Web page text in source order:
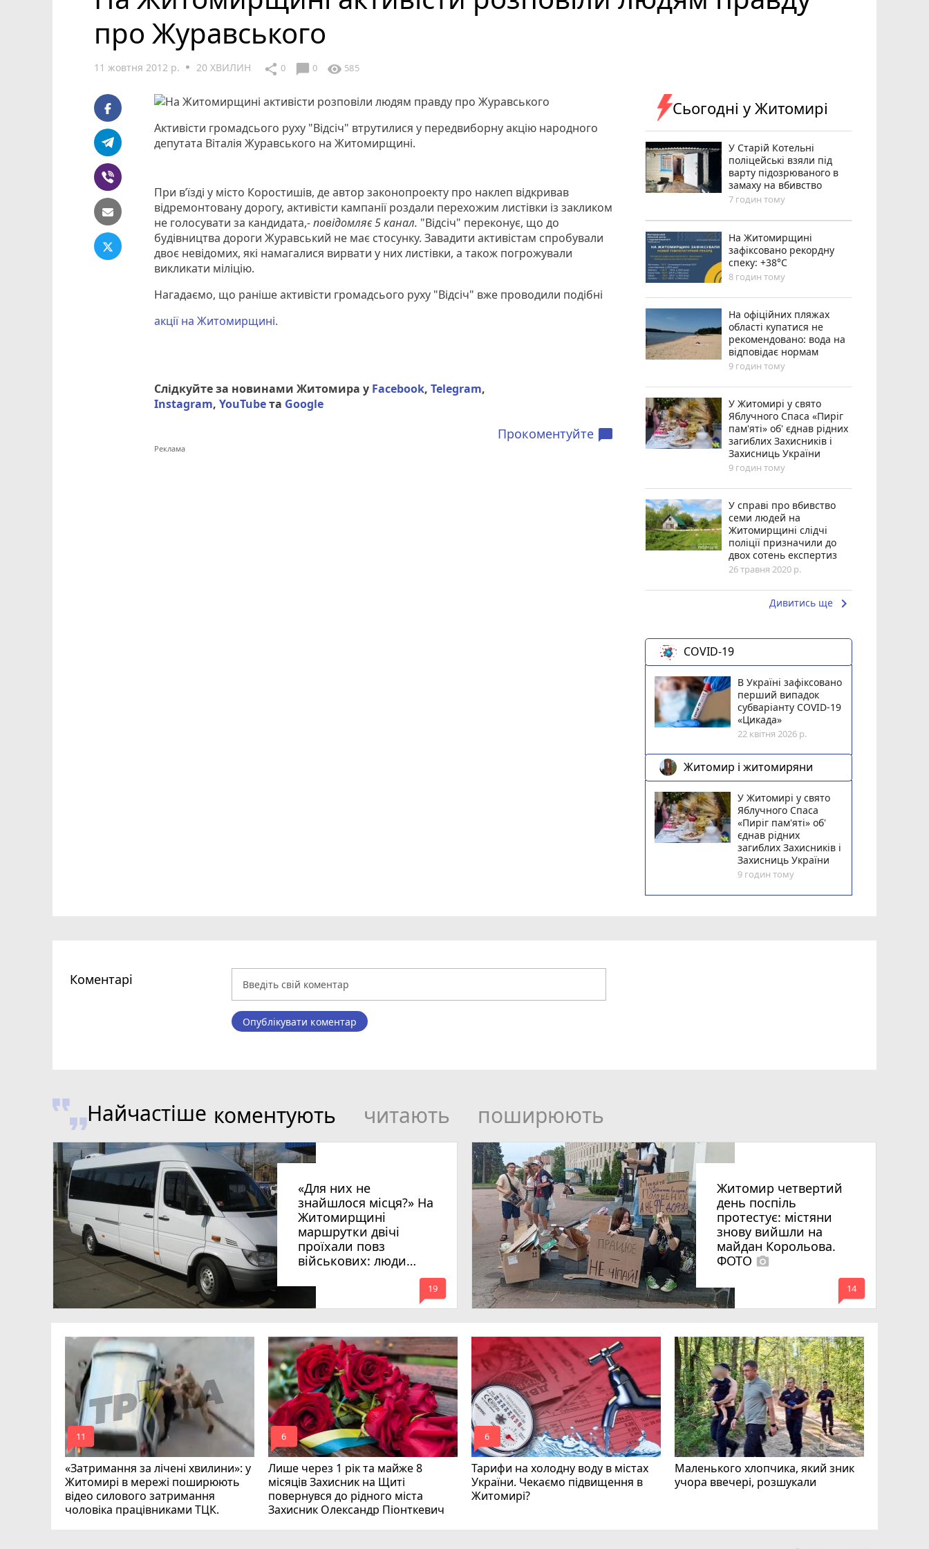
про Журавського
11 жовтня 2012 р. 20 ХВИЛИН share 0 chat_bubble 0 visibility 585
Активісти громадсього руху "Відсіч" втрутилися у передвиборну акцію народного
депутата Віталія Журавського на Житомирщині.
При в’їзді у місто Коростишів, де автор законопроекту про наклеп відкривав
відремонтовану дорогу, активісти кампанії роздали перехожим листівки із закликом
не голосувати за кандидата,- повідомляє 5 канал. "Відсіч" переконує, що до
будівництва дороги Журавський не має стосунку. Завадити активістам спробували
двоє невідомих, які намагалися вирвати у них листівки, а також погрожували
викликати міліцію.
Нагадаємо, що раніше активісти громадсього руху "Відсіч" вже проводили подібні
акції на Житомирщині.
Слідкуйте за новинами Житомира у Facebook,Telegram,
Instagram,YouTubeта Google
Прокоментуйте chat_bubble
Сьогодні у Житомирі
У Старій Котельні
поліцейські взяли під
варту підозрюваного в
замаху на вбивство
7 годин тому
Н️а Житомирщині
зафіксовано рекордну
спеку: +38°C
8 годин тому
На офіційних пляжах
області купатися не
рекомендовано: вода на
відповідає нормам
9 годин тому
У Житомирі у свято
Яблучного Спаса «Пиріг
пам'яті» об' єднав рідних
загиблих Захисників і
Захисниць України
9 годин тому
У справі про вбивство
семи людей на
Житомирщині слідчі
поліції призначили до
двох сотень експертиз
26 травня 2020 р.
Дивитись ще keyboard_arrow_right
COVID-19
В Україні зафіксовано
перший випадок
субваріанту COVID-19
«Цикада»
22 квітня 2026 р.
Житомир і житомиряни
У Житомирі у свято
Яблучного Спаса
«Пиріг пам'яті» об'
єднав рідних
загиблих Захисників і
Захисниць України
9 годин тому
Коментарі
Опублікувати коментар
Найчастіше коментують читають поширюють
«Для них не
знайшлося місця?» На
Житомирщині
маршрутки двічі
проїхали повз
військових: люди
вимагають покарати
винних
mode_comment
19
Житомир четвертий
день поспіль
протестує: містяни
знову вийшли на
майдан Корольова.
ФОТО photo_camera
mode_comment
14
«Затримання за лічені хвилини»: у
Житомирі в мережі поширюють
відео силового затримання
чоловіка працівниками ТЦК.
mode_comment
11
Лише через 1 рік та майже 8
місяців Захисник на Щиті
повернувся до рідного міста
Захисник Олександр Піонткевич
mode_comment
6
Тарифи на холодну воду в містах
України. Чекаємо підвищення в
Житомирі?
mode_comment
6
Маленького хлопчика, який зник
учора ввечері, розшукали